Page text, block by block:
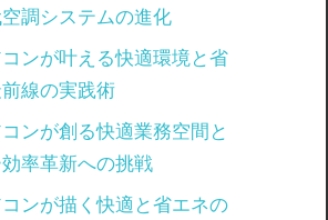
調システムの進化
ンが叶える快適環境と省
線の実践術
ンが創る快適業務空間と
率革新への挑戦
ンが描く快適と省エネの